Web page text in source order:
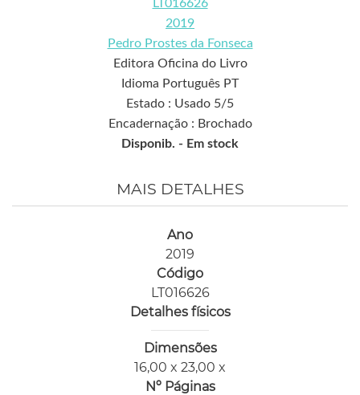
LT016626
2019
Pedro Prostes da Fonseca
Editora Oficina do Livro
Idioma Português PT
Estado : Usado 5/5
Encadernação : Brochado
Disponib. - Em stock
MAIS DETALHES
Ano
2019
Código
LT016626
Detalhes físicos
Dimensões
16,00 x 23,00 x
Nº Páginas